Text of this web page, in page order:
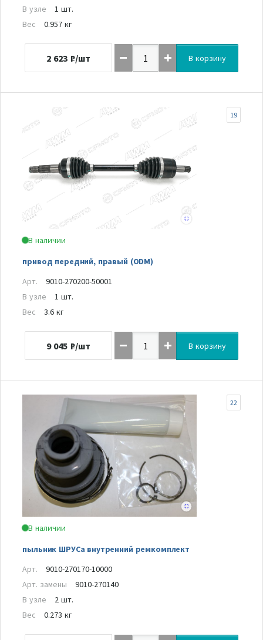
В узле
1 шт.
Вес
0.957 кг
2 623 ₽/шт В корзину
В наличии
привод передний, правый (ODM)
19
Арт.
9010-270200-50001
В узле
1 шт.
Вес
3.6 кг
9 045 ₽/шт В корзину
В наличии
пыльник ШРУСа внутренний ремкомплект
22
Арт.
9010-270170-10000
Арт. замены
9010-270140
В узле
2 шт.
Вес
0.273 кг